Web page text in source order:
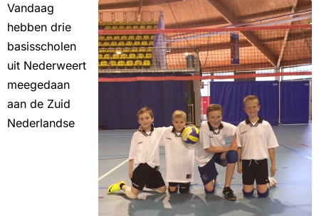
Vandaag
hebben drie
basisscholen
uit Nederweert
meegedaan
aan de Zuid
Nederlandse